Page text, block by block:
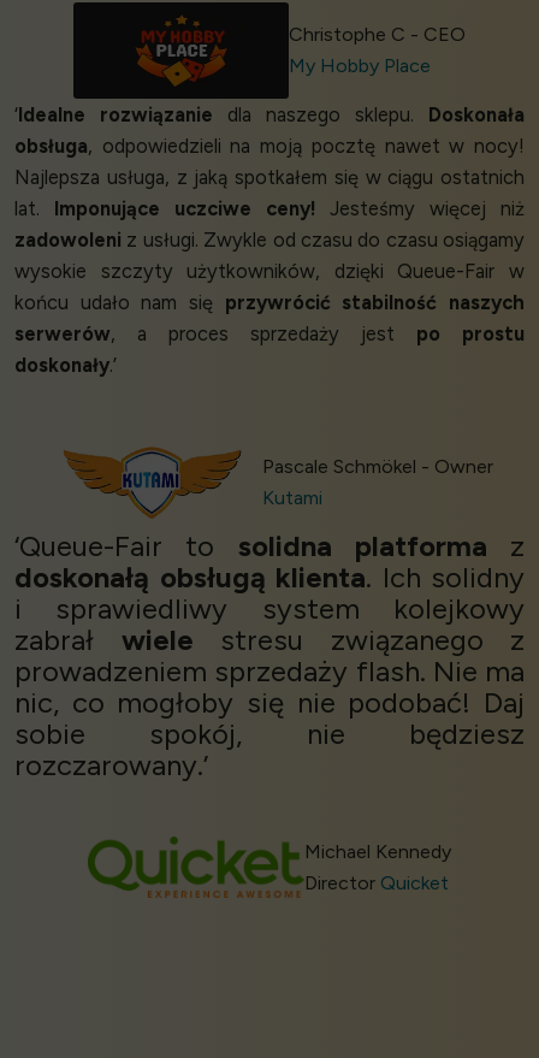
Christophe C - CEO
My Hobby Place
‘Idealne rozwiązanie dla naszego sklepu. Doskonała
obsługa, odpowiedzieli na moją pocztę nawet w nocy!
Najlepsza usługa, z jaką spotkałem się w ciągu ostatnich
lat. Imponujące uczciwe ceny! Jesteśmy więcej niż
zadowoleni z usługi. Zwykle od czasu do czasu osiągamy
wysokie szczyty użytkowników, dzięki Queue-Fair w
końcu udało nam się przywrócić stabilność naszych
serwerów, a proces sprzedaży jest po prostu
doskonały.’
Pascale Schmökel - Owner
Kutami
‘Queue-Fair to solidna platforma z
doskonałą obsługą klienta. Ich solidny
i sprawiedliwy system kolejkowy
zabrał wiele stresu związanego z
prowadzeniem sprzedaży flash. Nie ma
nic, co mogłoby się nie podobać! Daj
sobie spokój, nie będziesz
rozczarowany.’
Michael Kennedy
Director Quicket